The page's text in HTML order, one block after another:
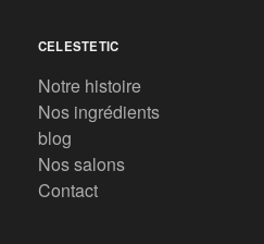
CELESTETIC
Notre histoire
Nos ingrédients
blog
Nos salons
Contact